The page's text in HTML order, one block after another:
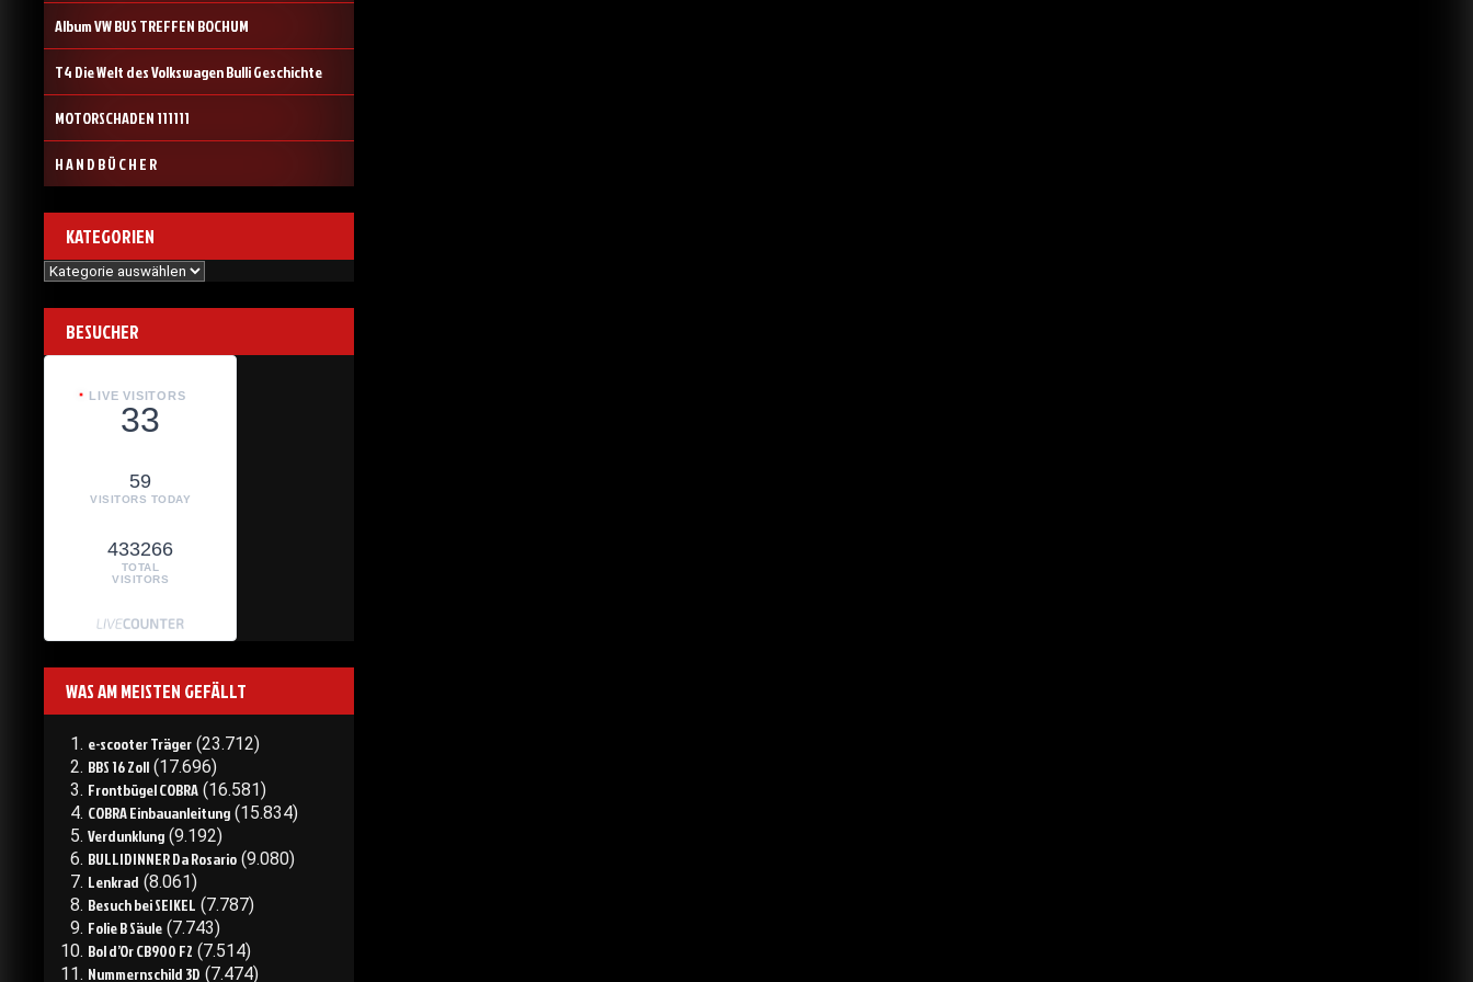
Album VW BUS TREFFEN BOCHUM
T4 Die Welt des Volkswagen Bulli Geschichte
MOTORSCHADEN 111111
H A N D B Ü C H E R
KATEGORIEN
Kategorien
BESUCHER
LIVE VISITORS
33
59
VISITORS TODAY
433266
TOTAL
VISITORS
WAS AM MEISTEN GEFÄLLT
e-scooter Träger (23.712)
BBS 16 Zoll (17.696)
Frontbügel COBRA (16.581)
COBRA Einbauanleitung (15.834)
Verdunklung (9.192)
BULLIDINNER Da Rosario (9.080)
Lenkrad (8.061)
Besuch bei SEIKEL (7.787)
Folie B Säule (7.743)
Bol d’Or CB900 F2 (7.514)
Nummernschild 3D (7.474)